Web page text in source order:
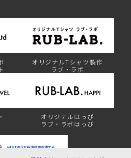
オリジナルTシャツ製作
ラブ・ラボ
オリジナルはっぴ
ラブ・ラボはっぴ